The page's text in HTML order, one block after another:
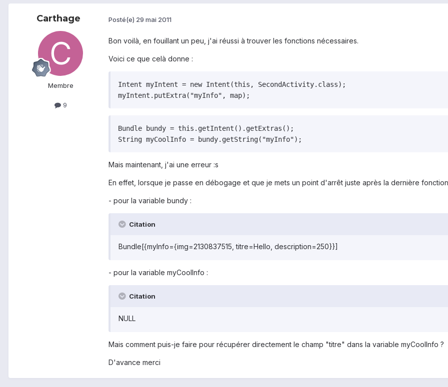
Carthage
Membre
9
Posté(e) 29 mai 2011
Bon voilà, en fouillant un peu, j'ai réussi à trouver les fonctions nécessaires.
Voici ce que celà donne :
Intent myIntent = new Intent(this, SecondActivity.class);
myIntent.putExtra("myInfo", map);
Bundle bundy = this.getIntent().getExtras();
String myCoolInfo = bundy.getString("myInfo");
Mais maintenant, j'ai une erreur :s
En effet, lorsque je passe en débogage et que je mets un point d'arrêt juste après la dernière
- pour la variable bundy :
Citation
Bundle[{myInfo={img=2130837515, titre=Hello, description=250}}]
- pour la variable myCoolInfo :
Citation
NULL
Mais comment puis-je faire pour récupérer directement le champ "titre" dans la variable myCoolInfo ?
D'avance merci